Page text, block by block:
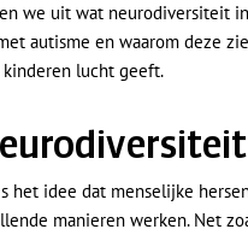
we uit wat neurodiversiteit
autisme en waarom deze
lucht geeft.
het idee dat menselijke
manieren werken. Net